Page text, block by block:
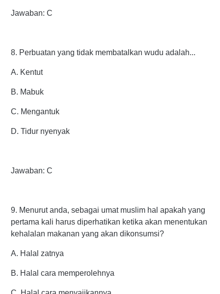
Jawaban: C
8. Perbuatan yang tidak membatalkan wudu adalah...
A. Kentut
B. Mabuk
C. Mengantuk
D. Tidur nyenyak
Jawaban: C
9. Menurut anda, sebagai umat muslim hal apakah yang
pertama kali harus diperhatikan ketika akan menentukan
kehalalan makanan yang akan dikonsumsi?
A. Halal zatnya
B. Halal cara memperolehnya